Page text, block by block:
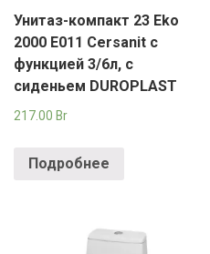
Унитаз-компакт 23 Eko
2000 E011 Cersanit с
функцией 3/6л, с
сиденьем DUROPLAST
217.00 Br
Подробнее